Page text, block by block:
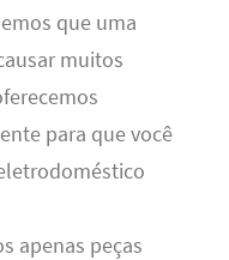
que uma
muitos
para que você
apenas peças